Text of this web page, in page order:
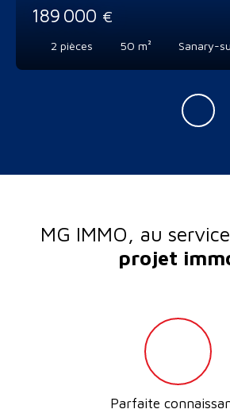
189 000 €
2 pièces 50 m² Sanary-
MG IMMO, au
projet
Parfaite